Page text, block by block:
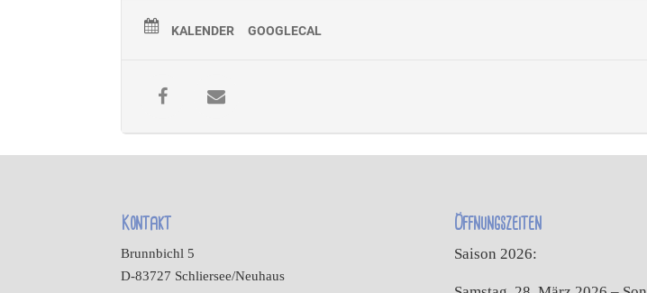
KALENDER GOOGLECAL
Kontakt
Brunnbichl 5
D-83727 Schliersee/Neuhaus
Öffnungszeiten
Saison 2026: